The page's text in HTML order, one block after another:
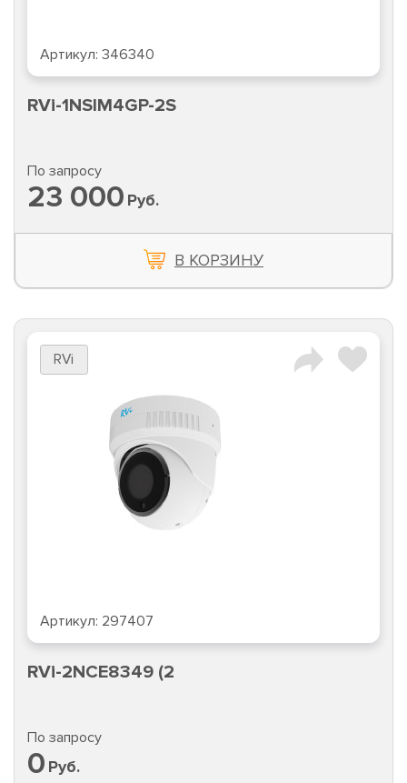
Артикул: 346340
RVi-1NSIM4GP-2S
По запросу
23 000 Руб.
В КОРЗИНУ
RVi
Артикул: 297407
RVi-2NCE8349 (2
По запросу
0 Руб.